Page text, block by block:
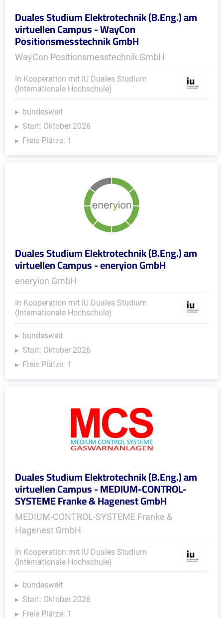
Duales Studium Elektrotechnik (B.Eng.) am
virtuellen Campus - WayCon
Positionsmesstechnik GmbH
WayCon Positionsmesstechnik GmbH
In Kooperation mit IU Duales Studium
(Internationale Hochschule)
bundesweit
Start: Oktober 2026
Freie Plätze: 1
Duales Studium Elektrotechnik (B.Eng.) am
virtuellen Campus - eneryion GmbH
eneryion GmbH
In Kooperation mit IU Duales Studium
(Internationale Hochschule)
bundesweit
Start: Oktober 2026
Freie Plätze: 1
Duales Studium Elektrotechnik (B.Eng.) am
virtuellen Campus - MEDIUM-CONTROL-
SYSTEME Franke & Hagenest GmbH
MEDIUM-CONTROL-SYSTEME Franke &
Hagenest GmbH
In Kooperation mit IU Duales Studium
(Internationale Hochschule)
bundesweit
Start: Oktober 2026
Freie Plätze: 1